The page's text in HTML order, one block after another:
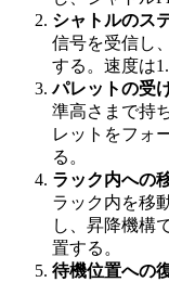
シャトルのス
信号を受信し
する。速度は
パレットの受
準高さまで持
レットをフォ
る。
ラック内への
ラック内を移
し、昇降機構
置する。
待機位置への